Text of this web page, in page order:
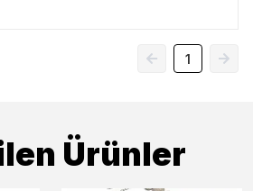
1
Ürünler